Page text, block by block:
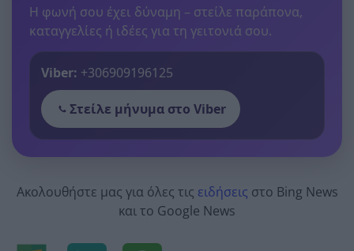
Η φωνή σου έχει δύναμη – στείλε παράπονα,
καταγγελίες ή ιδέες για τη γειτονιά σου.
Viber: +306909196125
Στείλε μήνυμα στο Viber
Ακολουθήστε μας για όλες τις ειδήσεις στο Bing News
και το Google News